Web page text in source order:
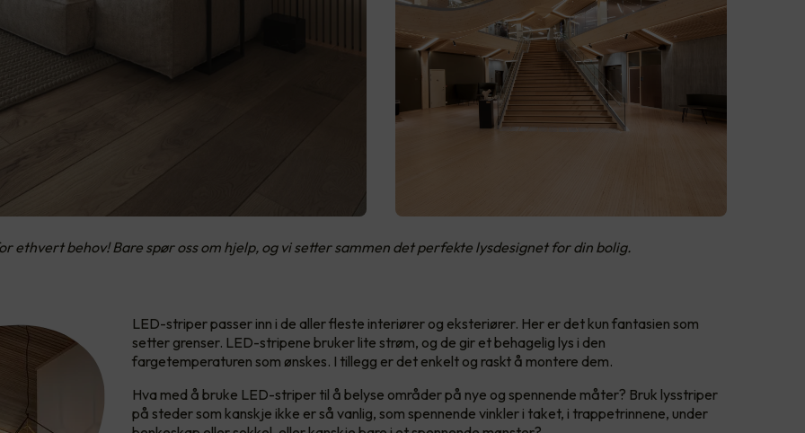
ethvert behov! Bare spør oss om hjelp, og vi setter sammen det perfekte lysdesignet for din bolig.
LED-striper passer inn i de aller fleste interiører og eksteriører. Her er det kun fantasien som
setter grenser.​ LED-stripene bruker lite strøm, og de gir et behagelig lys i den
fargetemperaturen som ønskes. I tillegg er det enkelt og raskt å montere dem.​
Hva med å bruke LED-striper til å belyse områder på nye og spennende måter? Bruk lysstriper
på steder som kanskje ikke er så vanlig, som spennende vinkler i taket, i trappetrinnene, under